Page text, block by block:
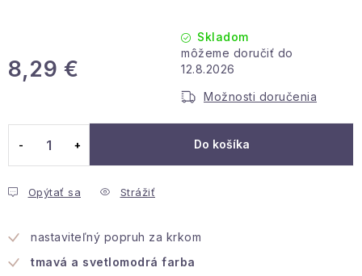
Kontakty
8,29 €
Skladom
12.8.2026
Možnosti doručenia
Do košíka
Opýtať sa Strážiť
nastaviteľný popruh za krkom
tmavá a svetlomodrá farba